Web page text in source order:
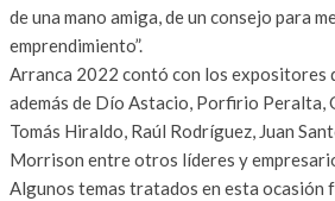
de una mano amiga, de un consejo para
emprendimiento”.
Arranca 2022 contó con los expositores
además de Dío Astacio, Porfirio Peralta,
Tomás Hiraldo, Raúl Rodríguez, Juan
Morrison entre otros líderes y
Algunos temas tratados en esta ocasión